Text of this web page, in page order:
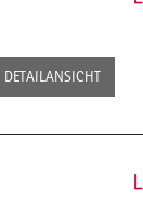
DETAILANSICHT